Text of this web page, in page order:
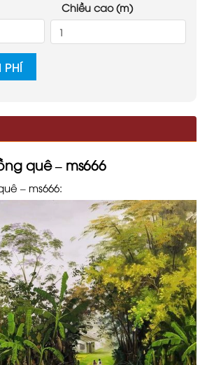
Chiều cao (m)
PHÍ
quê – ms666
– ms666: